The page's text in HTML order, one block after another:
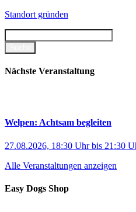
Standort gründen
Nächste Veranstaltung
Welpen: Achtsam begleiten
27.08.2026, 18:30 Uhrbis 21:30
Alle Veranstaltungen anzeigen
Easy Dogs Shop